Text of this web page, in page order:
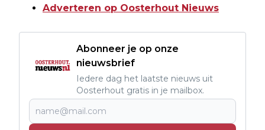
Adverteren op Oosterhout Nieuws
Abonneer je op onze
nieuwsbrief
Iedere dag het laatste nieuws uit
Oosterhout gratis in je mailbox.